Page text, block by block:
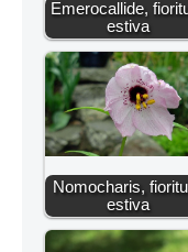
Emerocallide,
estiva
Nomocharis,
estiva